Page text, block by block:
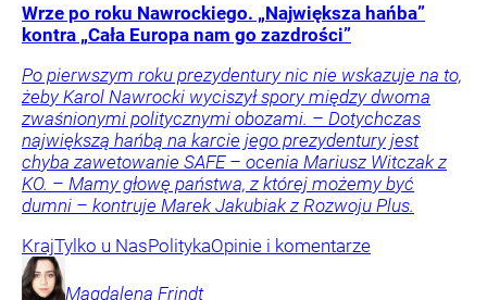
Wrze po roku Nawrockiego. „Największa hańba”
kontra „Cała Europa nam go zazdrości”
Po pierwszym roku prezydentury nic nie wskazuje na to,
żeby Karol Nawrocki wyciszył spory między dwoma
zwaśnionymi politycznymi obozami. – Dotychczas
największą hańbą na karcie jego prezydentury jest
chyba zawetowanie SAFE – ocenia Mariusz Witczak z
KO. – Mamy głowę państwa, z której możemy być
dumni – kontruje Marek Jakubiak z Rozwoju Plus.
KrajTylko u NasPolitykaOpinie i komentarze
Magdalena Frindt